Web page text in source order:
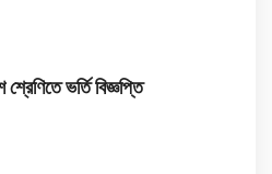
ভর্তি বিজ্ঞপ্তি